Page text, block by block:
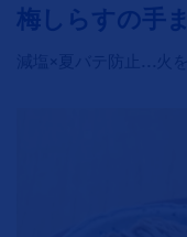
梅しらすの手